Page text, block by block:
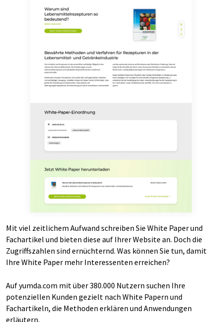
Abbestellung des entsprechenden Newsletters
Mit viel zeitlichem Aufwand schreiben Sie White Paper und
Fachartikel und bieten diese auf Ihrer Website an. Doch die
Zugriffszahlen sind ernüchternd. Was können Sie tun, damit
Ihre White Paper mehr Interessenten erreichen?
Auf yumda.com mit über 380.000 Nutzern suchen Ihre
potenziellen Kunden gezielt nach White Papern und
Fachartikeln, die Methoden erklären und Anwendungen
erläutern.